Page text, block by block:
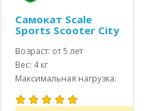
Самокат Scale
Sports Scooter City
460 Зеленый USA
Возраст: от 5 лет
Вес: 4 кг
Максимальная нагрузка:
до 100 кг